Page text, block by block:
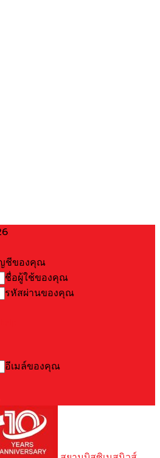
ญชีของคุณ
ชื่อผู้ใช้ของคุณ
รหัสผ่านของคุณ
อีเมล์ของคุณ